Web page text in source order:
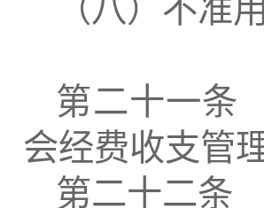
（八）不准
第二十一条
会经费收支管
第二十二条